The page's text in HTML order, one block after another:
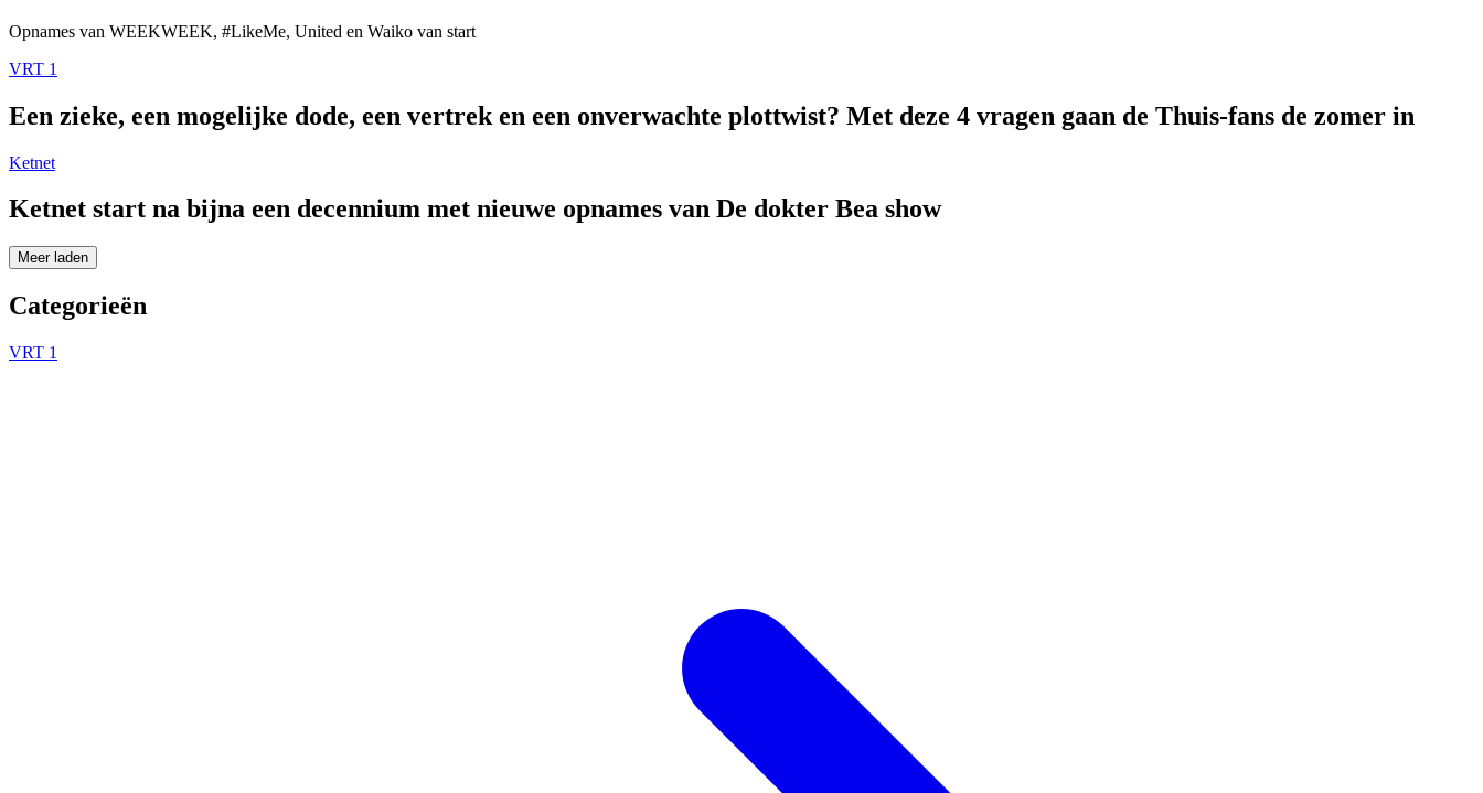
Opnames van WEEKWEEK, #LikeMe, United en Waiko van start
VRT 1
Een zieke, een mogelijke dode, een vertrek en een onverwachte plottwist? Met deze 4 vragen gaan de Thuis-fans de zomer in
Ketnet
Ketnet start na bijna een decennium met nieuwe opnames van De dokter Bea show
Meer laden
Categorieën
VRT 1